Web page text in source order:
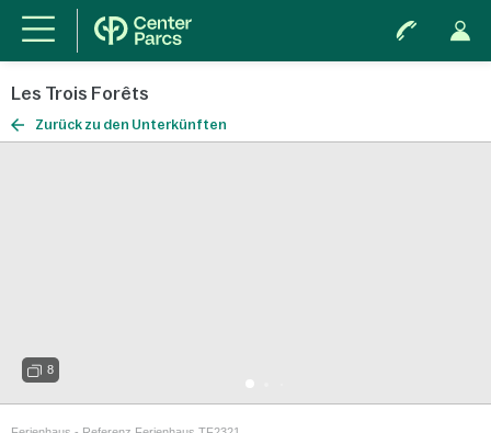
Les Trois Forêts
Zurück zu den Unterkünften
8